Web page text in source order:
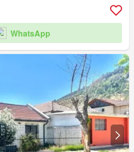
WhatsApp